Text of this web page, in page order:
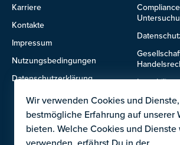
Karriere
Kontakte
Impressum
Nutzungsbedingungen
Datenschutzerklärung
IT- und
Mietrecht
Wir verwenden Cookies und
bestmögliche Erfahrung auf unserer
bieten. Welche Cookies und Dienste